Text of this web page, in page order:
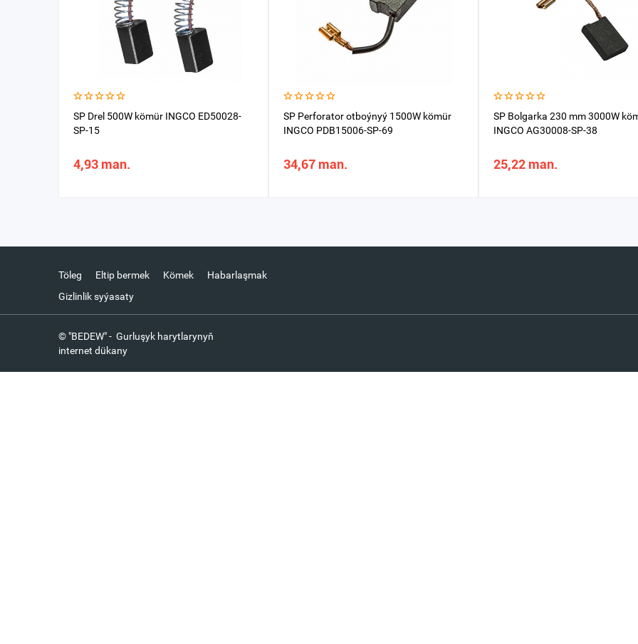
SP Drel 500W kömür INGCO ED50028-
SP-15
4,93 man.
SP Perforator otboýnyý 1500W kömür
INGCO PDB15006-SP-69
34,67 man.
SP Bolgarka 230 mm 3000W
INGCO AG30008-SP-38
25,22 man.
Töleg Eltip bermek Kömek
Habarlaşmak
Gizlinlik syýasaty
© "BEDEW" - Gurluşyk harytlarynyň
internet dükany